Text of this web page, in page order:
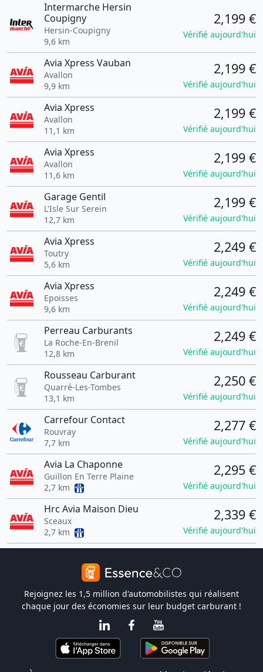
Intermarche Hersin
Coupigny
Hersin-Coupigny
9,6 km
2,199 €
Vérifié aujourd'hui
Avia Xpress Vauban
Avallon
9,9 km
2,199 €
Vérifié aujourd'hui
Avia Xpress
Avallon
11,1 km
2,199 €
Vérifié aujourd'hui
Avia Xpress
Avallon
11,6 km
2,199 €
Vérifié aujourd'hui
Garage Gentil
L'Isle Sur Serein
12,7 km
2,199 €
Vérifié aujourd'hui
Avia Xpress
Toutry
5,6 km
2,249 €
Vérifié aujourd'hui
Avia Xpress
Epoisses
9,6 km
2,249 €
Vérifié aujourd'hui
Perreau Carburants
La Roche-En-Brenil
12,8 km
2,249 €
Vérifié aujourd'hui
Rousseau Carburant
Quarré-Les-Tombes
13,1 km
2,250 €
Vérifié aujourd'hui
Carrefour Contact
Rouvray
7,7 km
2,277 €
Vérifié aujourd'hui
Avia La Chaponne
Guillon En Terre Plaine
2,7 km
2,295 €
Vérifié aujourd'hui
Hrc Avia Maison Dieu
Sceaux
2,7 km
2,339 €
Vérifié aujourd'hui
Rejoignez les 1,5 million d'automobilistes qui réalisent
chaque jour des économies sur leur budget carburant !